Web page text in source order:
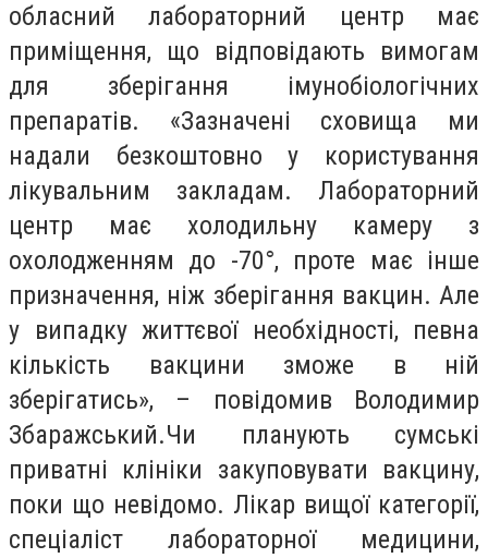
обласний лабораторний центр має
приміщення, що відповідають вимогам
для зберігання імунобіологічних
препаратів. «Зазначені сховища ми
надали безкоштовно у користування
лікувальним закладам. Лабораторний
центр має холодильну камеру з
охолодженням до -70°, проте має інше
призначення, ніж зберігання вакцин. Але
у випадку життєвої необхідності, певна
кількість вакцини зможе в ній
зберігатись», – повідомив Володимир
Збаражський.Чи планують сумські
приватні клініки закуповувати вакцину,
поки що невідомо. Лікар вищої категорії,
спеціаліст лабораторної медицини,